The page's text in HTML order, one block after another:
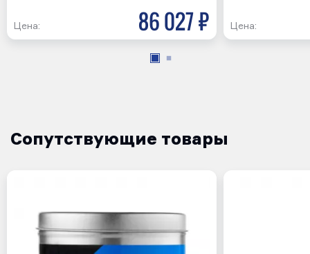
Цена: 86 027 р Цена:
Сопутствующие товары